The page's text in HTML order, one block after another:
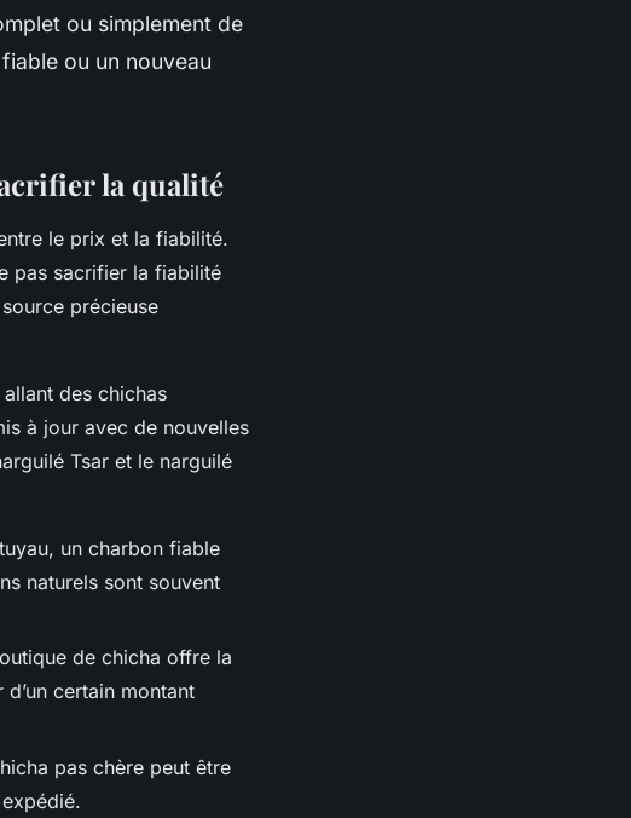
ou simplement de
ou un nouveau
la qualité
le prix et la fiabilité.
pas sacrifier la fiabilité
précieuse
des chichas
à jour avec de nouvelles
Tsar et le narguilé
un charbon fiable
naturels sont souvent
de chicha offre la
certain montant
pas chère peut être